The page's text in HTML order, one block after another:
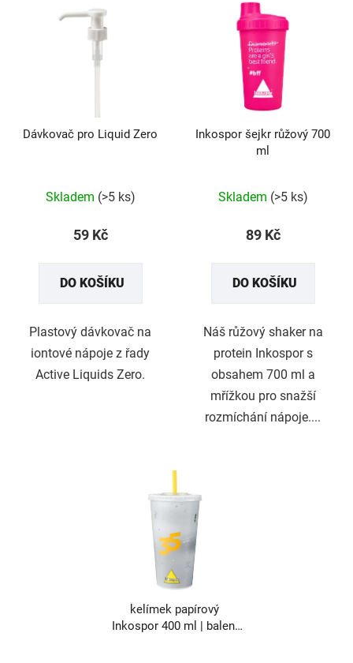
Dávkovač pro Liquid Zero
Skladem (>5 ks)
59 Kč
DO KOŠÍKU
Plastový dávkovač na
iontové nápoje z řady
Active Liquids Zero.
Inkospor šejkr růžový 700
ml
produktu
Skladem (>5 ks)
89 Kč
DO KOŠÍKU
Náš růžový shaker na
protein Inkospor s
obsahem 700 ml a
mřížkou pro snažší
rozmíchání nápoje....
kelímek papírový
Inkospor 400 ml | balení